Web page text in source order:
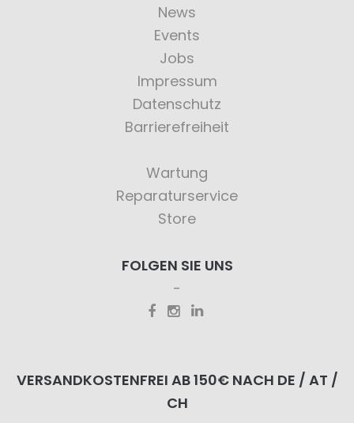
News
Events
Jobs
Impressum
Datenschutz
Barrierefreiheit
Wartung
Reparaturservice
Store
FOLGEN SIE UNS
VERSANDKOSTENFREI AB 150€ NACH DE / AT /
CH